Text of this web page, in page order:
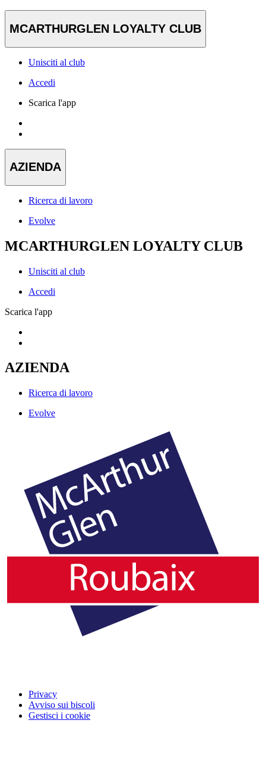
MCARTHURGLEN LOYALTY CLUB
Unisciti al club
Accedi
Scarica l'app
AZIENDA
Ricerca di lavoro
Evolve
MCARTHURGLEN LOYALTY CLUB
Unisciti al club
Accedi
Scarica l'app
AZIENDA
Ricerca di lavoro
Evolve
Privacy
Avviso sui biscoli
Gestisci i cookie